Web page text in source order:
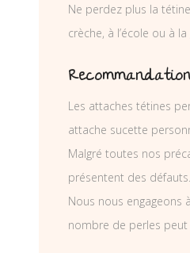
Ne perdez plus la
crèche, à l’école ou à
Les attaches tétines
attache sucette
Malgré toutes nos
présentent des
Nous nous engageons
nombre de perles peut